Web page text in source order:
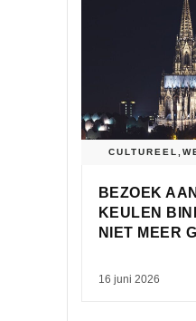
CULTUREEL
BEZOEK
KEULEN
NIET MEER
16 juni 2026